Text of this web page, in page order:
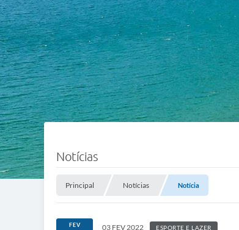
Notícias
Principal Notícias Notícia
FEV 03 FEV 2022 ESPORTE E LAZER